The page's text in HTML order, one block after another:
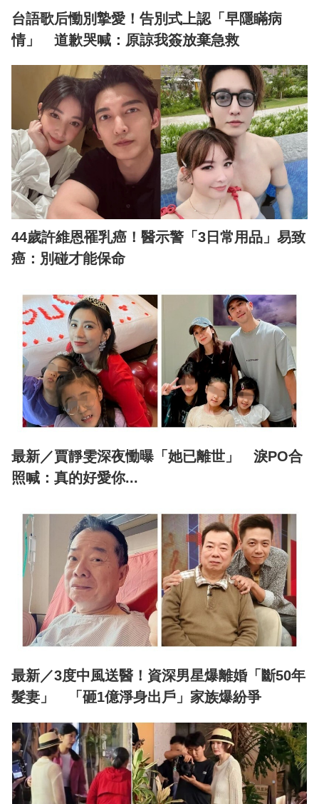
台語歌后慟別摯愛！告別式上認「早隱瞞病
情」 道歉哭喊：原諒我簽放棄急救
44歲許維恩罹乳癌！醫示警「3日常用品」易致
癌：別碰才能保命
最新／賈靜雯深夜慟曝「她已離世」 淚PO合
照喊：真的好愛你...
最新／3度中風送醫！資深男星爆離婚「斷50年
髮妻」 「砸1億淨身出戶」家族爆紛爭